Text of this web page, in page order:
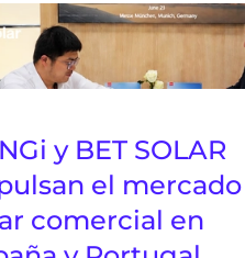
y BET SOLAR
el mercado
comercial en